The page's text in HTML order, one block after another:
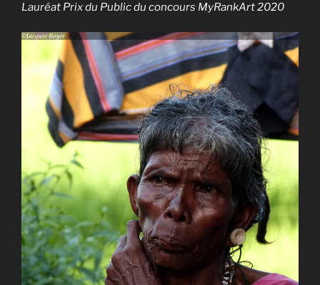
Lauréat Prix du Public du concours MyRankArt 2020